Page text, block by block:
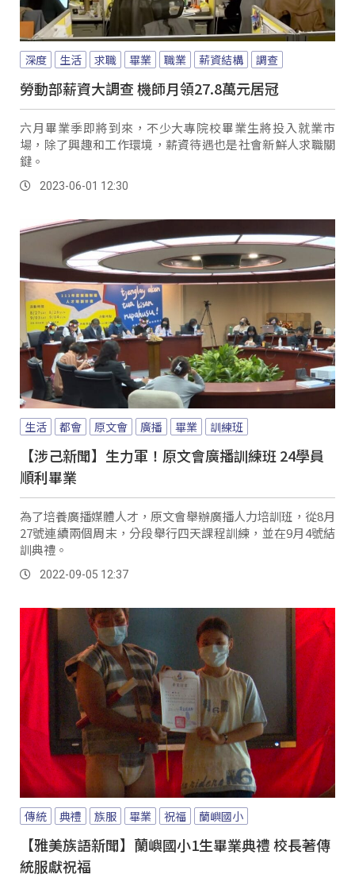
深度 生活 求職 畢業 職業 薪資結構 調查
勞動部薪資大調查 機師月領27.8萬元居冠
六月畢業季即將到來，不少大專院校畢業生將投入就業市
場，除了興趣和工作環境，薪資待遇也是社會新鮮人求職關
鍵。
2023-06-01 12:30
生活 都會 原文會 廣播 畢業 訓練班
【涉己新聞】生力軍！原文會廣播訓練班 24學員
順利畢業
為了培養廣播媒體人才，原文會舉辦廣播人力培訓班，從8月
27號連續兩個周末，分段舉行四天課程訓練，並在9月4號結
訓典禮。
2022-09-05 12:37
傳統 典禮 族服 畢業 祝福 蘭嶼國小
【雅美族語新聞】蘭嶼國小1生畢業典禮 校長著傳
統服獻祝福